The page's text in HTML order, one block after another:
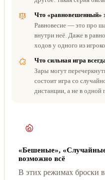
Что «равновешенный»
Равновесие — это про
внутри неё. Даже в
ходов у одного из
Что сильная игра
Зары могут
состоит игра со
дистанции, а не в одной
«Бешеные»,
возможно всё
В этих режимах броски